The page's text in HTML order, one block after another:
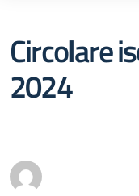
Circolare
2024